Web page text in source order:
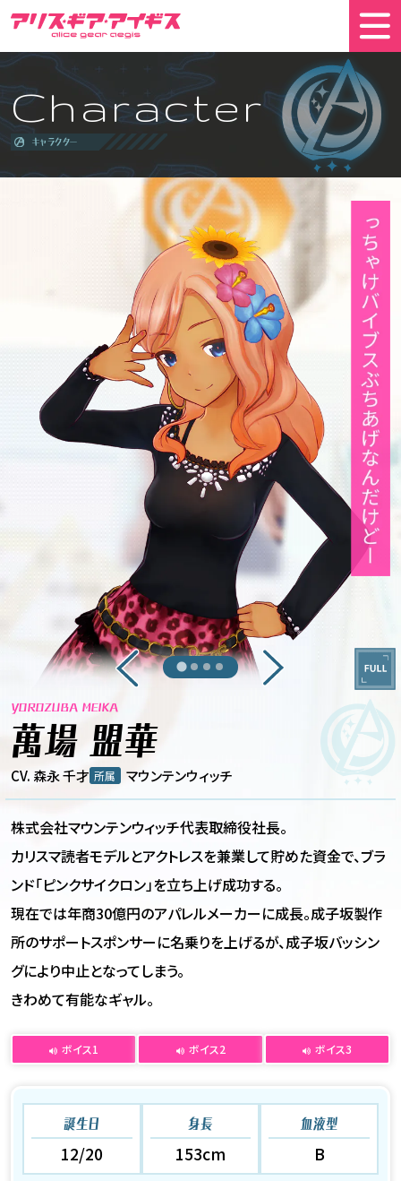
Character
キャラクター
萬場 盟華
YOROZUBA MEIKA
CV. 森永 千才 所属 マウンテンウィッチ
株式会社マウンテンウィッチ代表取締役社長。
カリスマ読者モデルとアクトレスを兼業して貯めた資金で、ブラ
ンド「ピンクサイクロン」を立ち上げ成功する。
現在では年商30億円のアパレルメーカーに成長。成子坂製作
所のサポートスポンサーに名乗りを上げるが、成子坂バッシン
グにより中止となってしまう。
きわめて有能なギャル。
ボイス1 ボイス2 ボイス3
誕生日
12/20
身長
153cm
血液型
B